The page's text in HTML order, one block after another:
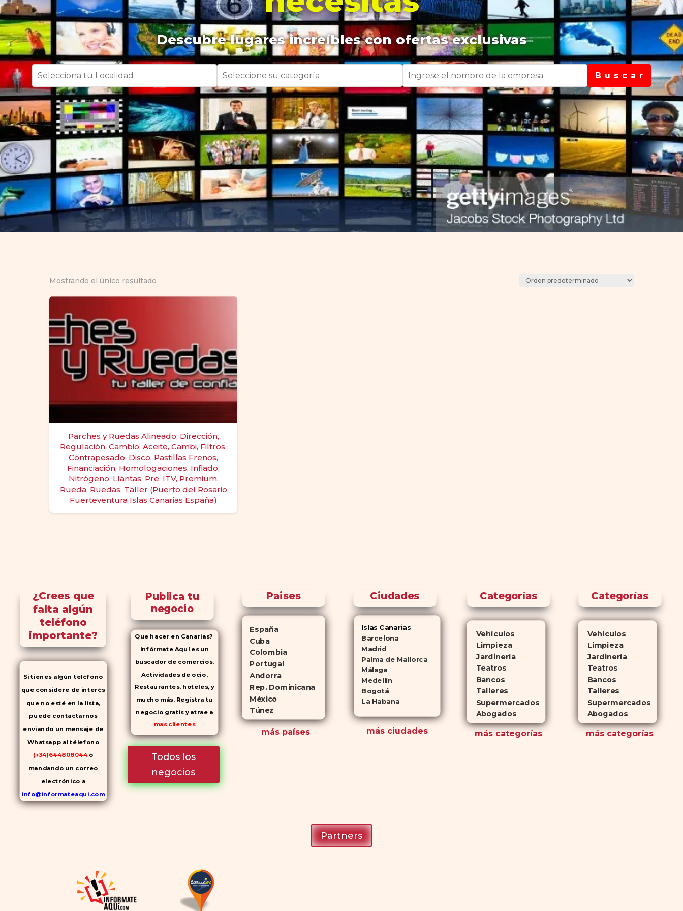
Descubre lugares increíbles con ofertas exclusivas
B u s c a r
Mostrando el único resultado
Parches y Ruedas Alineado, Dirección,
Regulación, Cambio, Aceite, Cambi, Filtros,
Contrapesado, Disco, Pastillas Frenos,
Financiación, Homologaciones, Inflado,
Nitrógeno, Llantas, Pre, ITV, Premium,
Rueda, Ruedas, Taller (Puerto del Rosario
Fuerteventura Islas Canarias España)
¿Crees que
falta algún
teléfono
importante?
Si tienes algún teléfono
que considere de interés
que no esté en la lista,
puede contactarnos
enviando un mensaje de
Whatsapp al télefono
(+34)644808044 ó
mandando un correo
electrónico a
info@informateaqui.com
Mientras que antes la
permitido la producción de
alternativas genéricas tanto
Publica tu
negocio
Que hacer en Canarias?
Infórmate Aquí es un
buscador de comercios,
Actividades de ocio,
Restaurantes, hoteles, y
mucho más. Registra tu
negocio gratis y atrae a
mas clientes
Todos los
negocios
Paises
España
Cuba
Colombia
Portugal
Andorra
Rep. Dominicana
México
Túnez
más países
Ciudades
Islas Canarias
Barcelona
Madrid
Palma de Mallorca
Málaga
Medellín
Bogotá
La Habana
más ciudades
Categorías
Vehículos
Limpieza
Jardinería
Teatros
Bancos
Talleres
Supermercados
Abogados
más categorías
Categorías
Vehículos
Limpieza
Jardinería
Teatros
Bancos
Talleres
Supermercados
Abogados
más categorías
Partners